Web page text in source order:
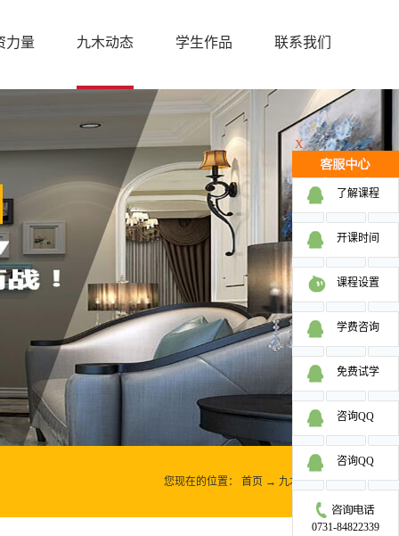
力量 九木动态 学生作品 联系我们
您现在的位置： 首页 → 九木动态 →
X
了解课程
开课时间
课程设置
学费咨询
免费试学
咨询QQ
咨询QQ
0731-84822339